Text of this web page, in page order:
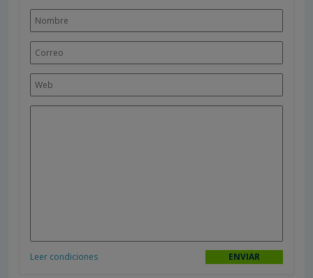
Leer condiciones